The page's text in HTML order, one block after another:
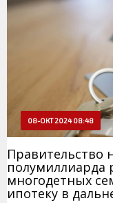
08-ОКТ 2024 08:48
Правительство
полумиллиарда
многодетных
ипотеку в